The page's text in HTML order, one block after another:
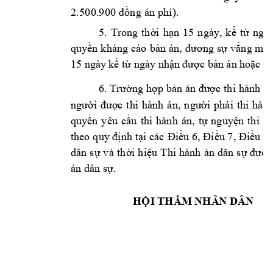
2.500.900 đồng án phí).
5. Trong thời hạn 15 ngày, kể từ
quyền kháng cáo bản án, đương sự vắng
15 ngày kể từ ngày nhận được bản án hoặc
6. Trường hợp bản án được thi hành
người được thi hành án, người phải thi
quyền yêu cầu thi hành án, tự nguyện thi
theo quy định tại các Điều 6, Điều 7, Điều
dân sự và thời hiệu Thi hành án dân sự
án dân sự.
HỘI THẨM NHÂN DÂN